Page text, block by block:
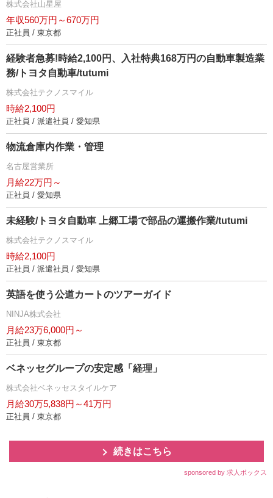
株式会社山星屋
年収560万円～670万円
正社員 / 東京都
経験者急募!時給2,100円、入社特典168万円の自動車製造業
務/トヨタ自動車/tutumi
株式会社テクノスマイル
時給2,100円
正社員 / 派遣社員 / 愛知県
物流倉庫内作業・管理
名古屋営業所
月給22万円～
正社員 / 愛知県
未経験/トヨタ自動車 上郷工場で部品の運搬作業/tutumi
株式会社テクノスマイル
時給2,100円
正社員 / 派遣社員 / 愛知県
英語を使う公道カートのツアーガイド
NINJA株式会社
月給23万6,000円～
正社員 / 東京都
ベネッセグループの安定感「経理」
株式会社ベネッセスタイルケア
月給30万5,838円～41万円
正社員 / 東京都
続きはこちら
sponsored by 求人ボックス